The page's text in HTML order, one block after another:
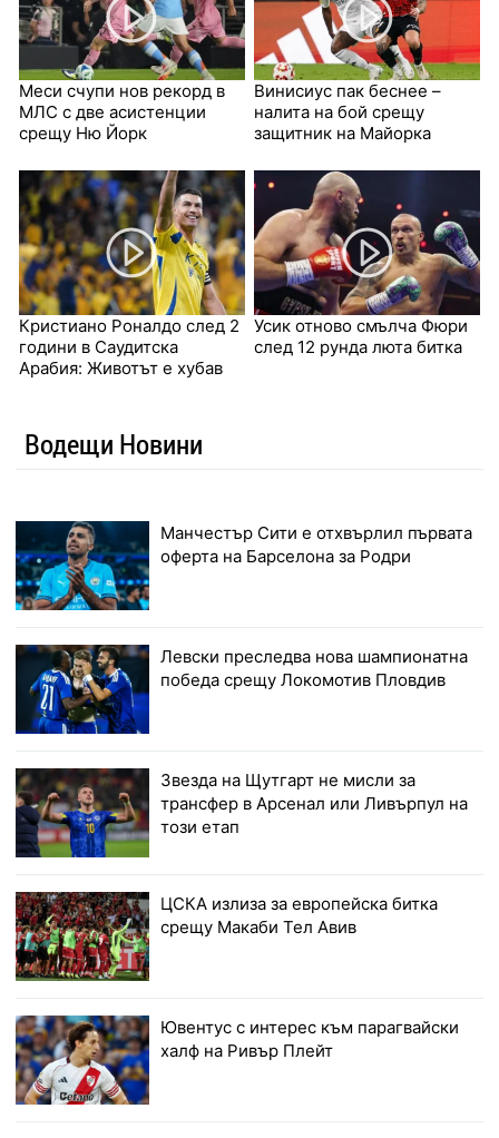
Меси счупи нов рекорд в
МЛС с две асистенции
срещу Ню Йорк
Винисиус пак беснее –
налита на бой срещу
защитник на Майорка
Кристиано Роналдо след 2
години в Саудитска
Арабия: Животът е хубав
Усик отново смълча Фюри
след 12 рунда люта битка
Водещи Новини
Манчестър Сити е отхвърлил първата
оферта на Барселона за Родри
Левски преследва нова шампионатна
победа срещу Локомотив Пловдив
Звезда на Щутгарт не мисли за
трансфер в Арсенал или Ливърпул на
този етап
ЦСКА излиза за европейска битка
срещу Макаби Тел Авив
Ювентус с интерес към парагвайски
халф на Ривър Плейт